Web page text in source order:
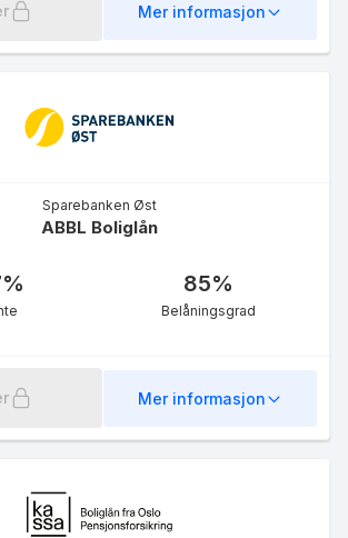
6.80%
Boliglån medlem - 90%
Mer informasjon
Sparebanken Øst
ABBL Boliglån
% 85%
Belåningsgrad
Mer informasjon